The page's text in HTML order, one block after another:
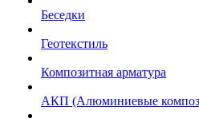
Беседки
Геотекстиль
Композитная арматура
АКП (Алюминиевые